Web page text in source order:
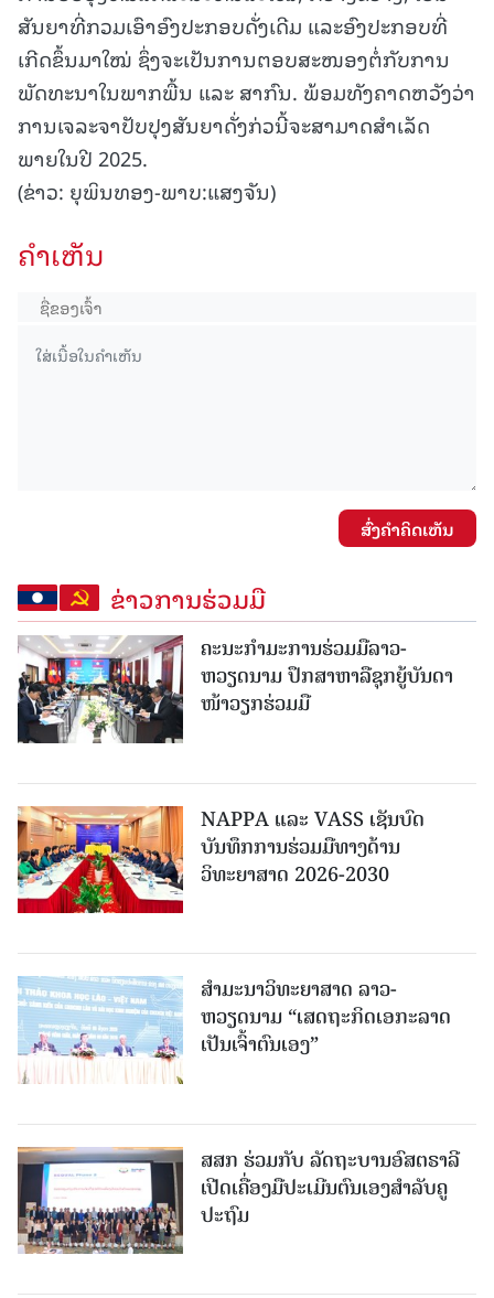
ສັນຍາທີ່ກວມເອົາອົງປະກອບດັ່ງເດີມ ແລະອົງປະກອບທີ່
ເກີດຂຶ້ນມາໃໝ່ ຊຶ່ງຈະເປັນການຕອບສະໜອງຕໍ່ກັບການ
ພັດທະນາໃນພາກພື້ນ ແລະ ສາກົນ. ພ້ອມທັງຄາດຫວັງວ່າ
ການເຈລະຈາປັບປຸງສັນຍາດັ່ງກ່ວນີ້ຈະສາມາດສຳເລັດ
ພາຍໃນປີ 2025.
(ຂ່າວ: ຍຸພິນທອງ-ພາບ:ແສງຈັນ)
ຄໍາເຫັນ
ສົ່ງຄໍາຄິດເຫັນ
ຂ່າວການຮ່ວມມື
ຄະນະກໍາມະການຮ່ວມມືລາວ-
ຫວຽດນາມ ປຶກສາຫາລືຊຸກຍູ້ບັນດາ
ໜ້າວຽກຮ່ວມມື
NAPPA ແລະ VASS ເຊັນບົດ
ບັນທຶກການຮ່ວມມືທາງດ້ານ
ວິທະຍາສາດ 2026-2030
ສຳມະນາວິທະຍາສາດ ລາວ-
ຫວຽດນາມ “ເສດຖະກິດເອກະລາດ
ເປັນເຈົ້າຕົນເອງ”
ສສກ ຮ່ວມກັບ ລັດຖະບານອົສຕຣາລີ
ເປີດເຄື່ອງມືປະເມີນຕົນເອງສຳລັບຄູ
ປະຖົມ